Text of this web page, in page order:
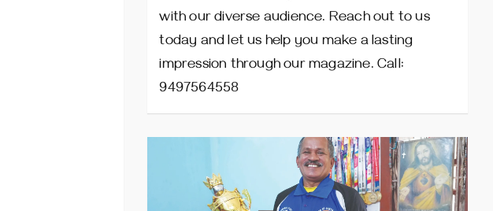
with our diverse audience. Reach out to us
today and let us help you make a lasting
impression through our magazine. Call:
9497564558